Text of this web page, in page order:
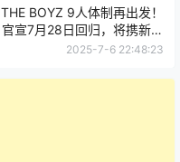
THE BOYZ 9人体制再出发！
官宣7月28日回归，将携新专
开启世界巡演！
2025-7-6 22:48:23